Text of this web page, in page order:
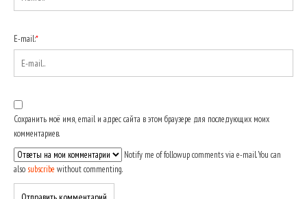
E-mail:*
Сохранить моё имя, email и адрес сайта в этом браузере для последующих моих
комментариев.
Notify me of followup comments via e-mail. You can
also subscribe without commenting.